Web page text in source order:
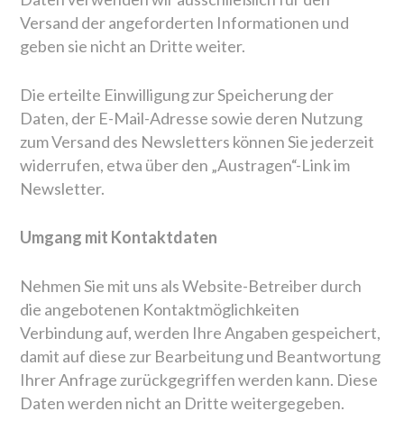
Versand der angeforderten Informationen und
geben sie nicht an Dritte weiter.
Die erteilte Einwilligung zur Speicherung der
Daten, der E-Mail-Adresse sowie deren Nutzung
zum Versand des Newsletters können Sie jederzeit
widerrufen, etwa über den „Austragen“-Link im
Newsletter.
Umgang mit Kontaktdaten
Nehmen Sie mit uns als Website-Betreiber durch
die angebotenen Kontaktmöglichkeiten
Verbindung auf, werden Ihre Angaben gespeichert,
damit auf diese zur Bearbeitung und Beantwortung
Ihrer Anfrage zurückgegriffen werden kann. Diese
Daten werden nicht an Dritte weitergegeben.